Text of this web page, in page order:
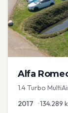
Alfa
1.4 Turbo
2017 •134.289